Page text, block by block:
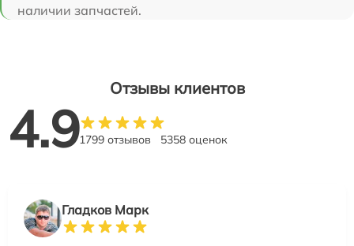
наличии запчастей.
Отзывы клиентов
4.91799 отзывов 5358 оценок
Гладков Марк